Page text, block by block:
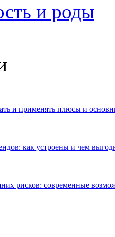
и роды
и применять плюсы и
как устроены и чем
рисков: современные